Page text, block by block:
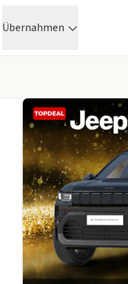
Übernahmen